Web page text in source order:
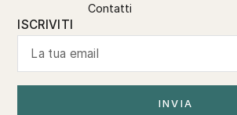
Contatti
ISCRIVITI
INVIA